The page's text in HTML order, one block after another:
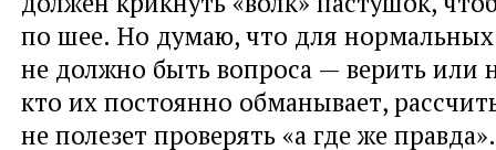
по шее. Но думаю, что для
не должно быть вопроса — верить или
кто их постоянно обманывает,
не полезет проверять «а где же